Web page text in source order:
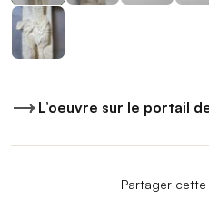
L’oeuvre sur le portail
Partager